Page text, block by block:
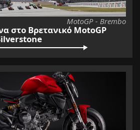
MotoGP - Brembo
στο Βρετανικό MotoGP